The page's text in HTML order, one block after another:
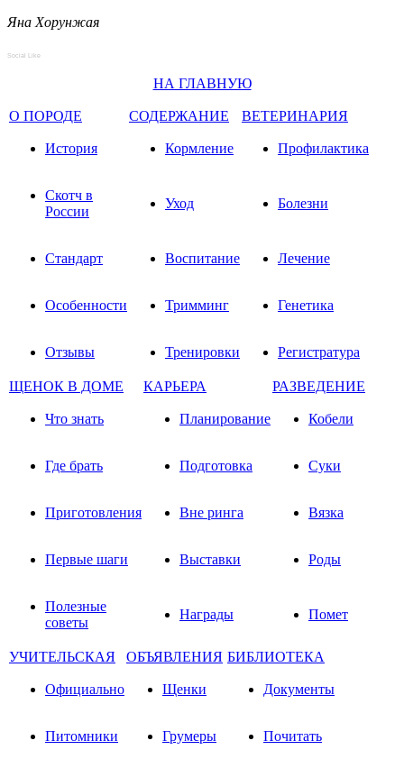
Яна Хорунжая
Social Like
НА ГЛАВНУЮ
О ПОРОДЕ СОДЕРЖАНИЕ ВЕТЕРИНАРИЯ
История Кормление Профилактика
Скотч в
России
Уход Болезни
Стандарт Воспитание Лечение
Особенности Тримминг Генетика
Отзывы Тренировки Регистратура
ЩЕНОК В ДОМЕ КАРЬЕРА РАЗВЕДЕНИЕ
Что знать Планирование Кобели
Где брать Подготовка Суки
Приготовления Вне ринга Вязка
Первые шаги Выставки Роды
Полезные
советы
Награды Помет
УЧИТЕЛЬСКАЯ ОБЪЯВЛЕНИЯ БИБЛИОТЕКА
Официально Щенки Документы
Питомники Грумеры Почитать